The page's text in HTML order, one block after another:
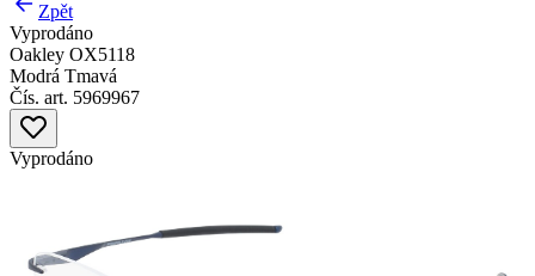
Zpět
Vyprodáno
Oakley OX5118
Modrá Tmavá
Čís. art. 5969967
Vyprodáno